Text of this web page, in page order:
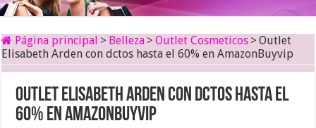
Página principal > Belleza > Outlet Cosmeticos > Outlet
Elisabeth Arden con dctos hasta el 60% en AmazonBuyvip
Outlet Elisabeth Arden con dctos hasta el
60% en AmazonBuyvip